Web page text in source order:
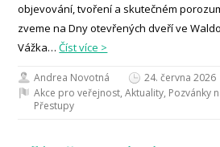
objevování, tvoření a skutečném
zveme na Dny otevřených dveří ve
Vážka…Číst více >
Andrea Novotná
24. června 2026
Akce pro veřejnost,Aktuality, Pozvánky
Přestupy